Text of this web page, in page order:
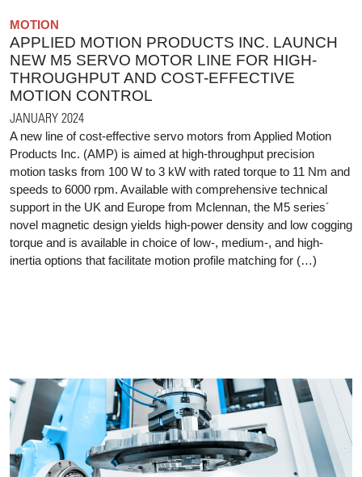
MOTION
APPLIED MOTION PRODUCTS INC. LAUNCH
NEW M5 SERVO MOTOR LINE FOR HIGH-
THROUGHPUT AND COST-EFFECTIVE
MOTION CONTROL
JANUARY 2024
A new line of cost-effective servo motors from Applied Motion
Products Inc. (AMP) is aimed at high-throughput precision
motion tasks from 100 W to 3 kW with rated torque to 11 Nm and
speeds to 6000 rpm. Available with comprehensive technical
support in the UK and Europe from Mclennan, the M5 series´
novel magnetic design yields high-power density and low cogging
torque and is available in choice of low-, medium-, and high-
inertia options that facilitate motion profile matching for (…)